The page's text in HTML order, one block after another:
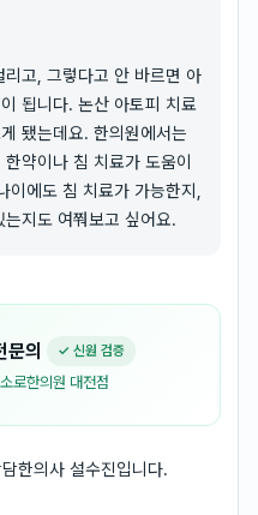
고, 그렇다고 안 바르면 아
됩니다. 논산 아토피 치료
됐는데요. 한의원에서는
약이나 침 치료가 도움이
에도 침 치료가 가능한지,
지도 여쭤보고 싶어요.
문의 ✓ 신원 검증
로한의원 대전점
한의사 설수진입니다.